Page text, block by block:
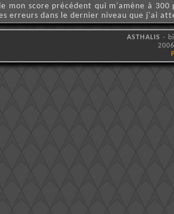
mon score précédent qui m'amène à
erreurs dans le dernier niveau que j'ai
ASTHALIS -